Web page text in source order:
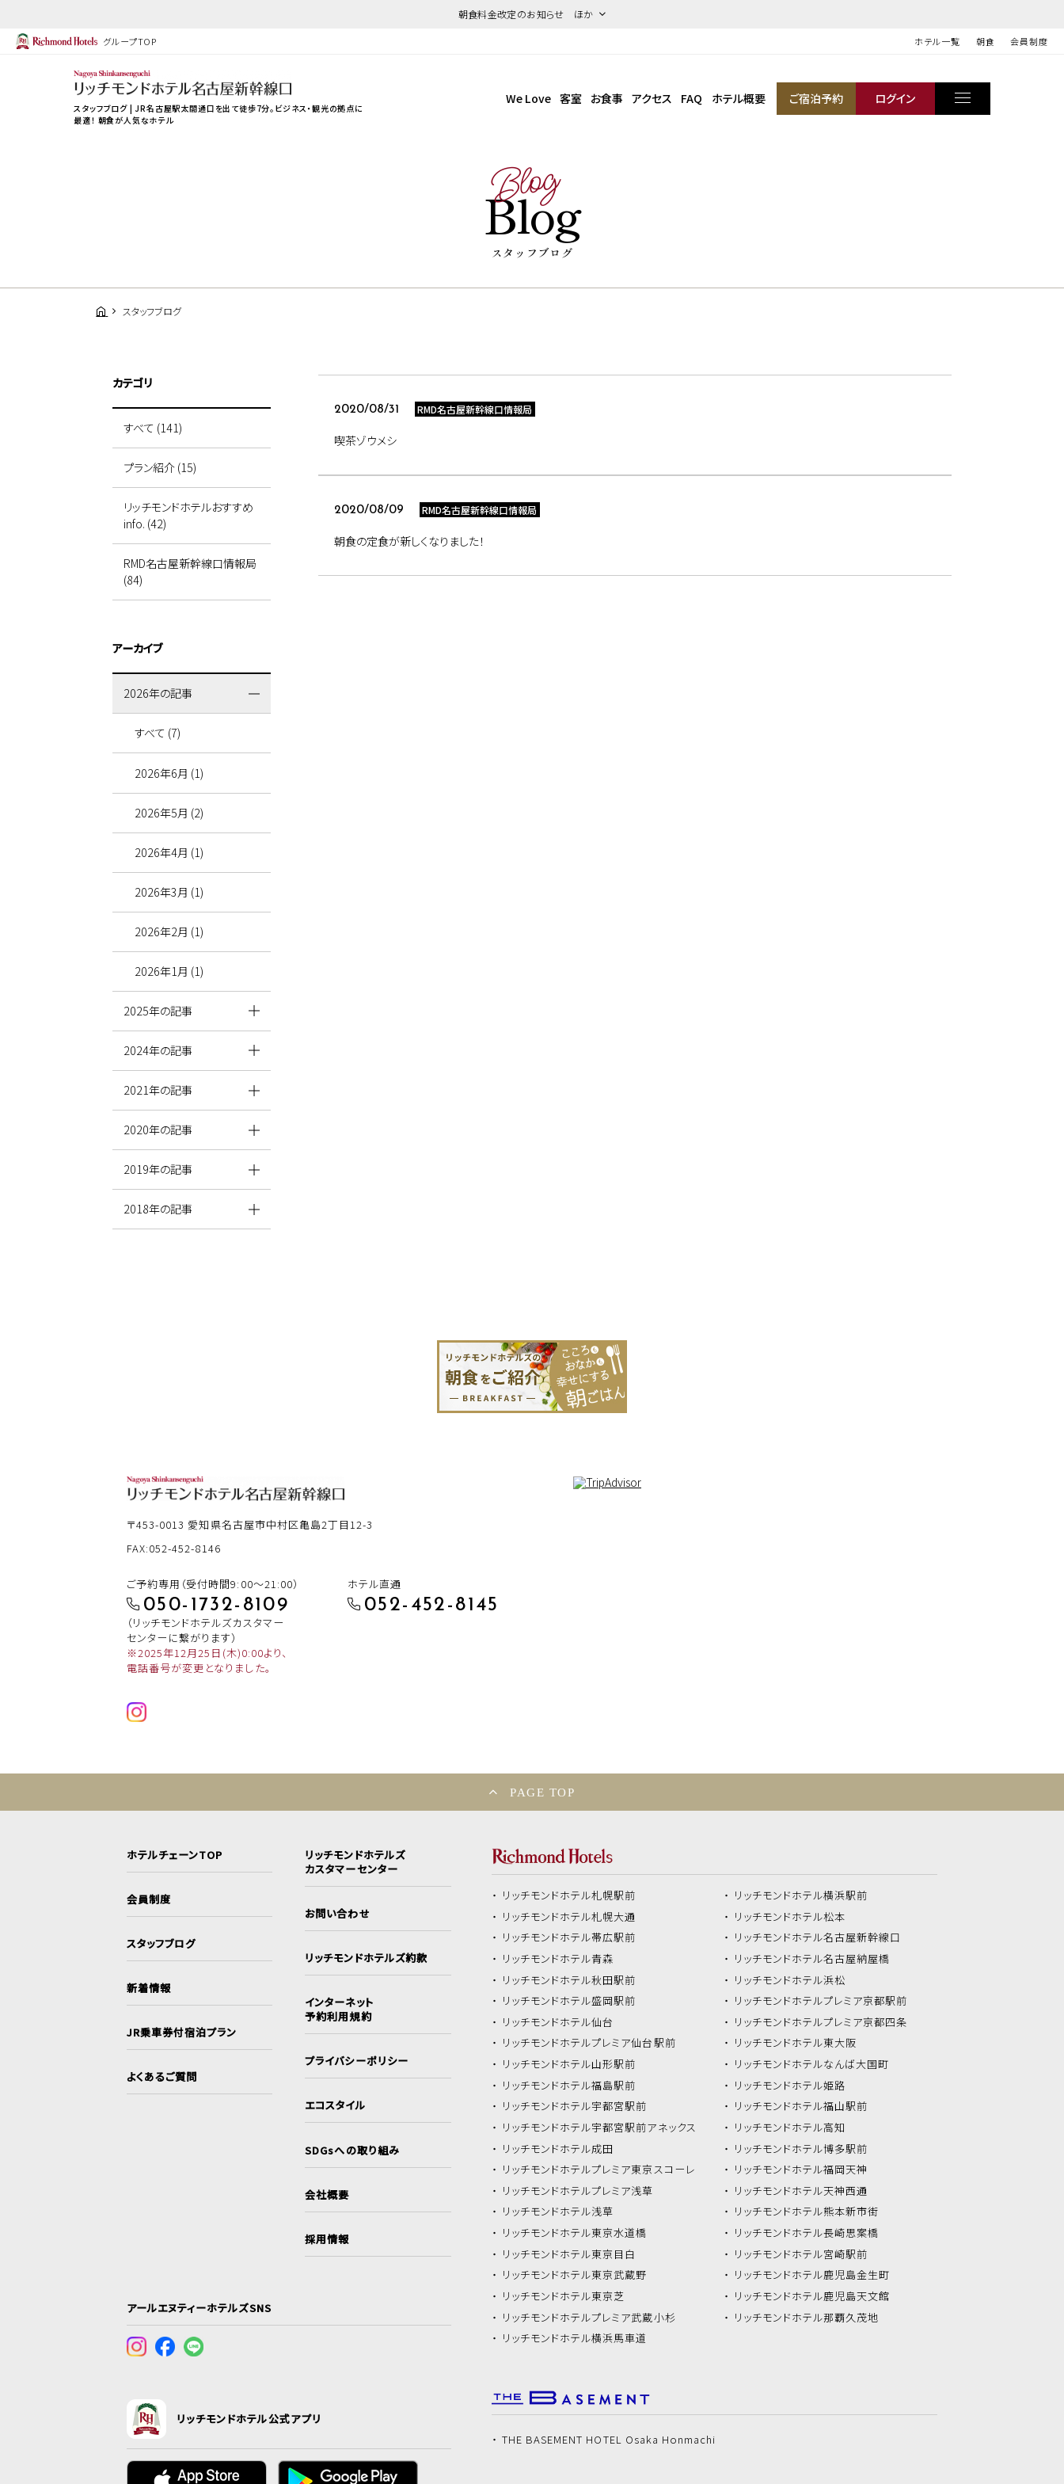
朝食料金改定のお知らせ ほか
グループTOP ホテル一覧 朝食 会員制度
スタッフブログ | JR名古屋駅太閤通口を出て徒歩7分。ビジネス・観光の拠点に
最適！ 朝食が人気なホテル
We Love 客室 お食事 アクセス FAQ ホテル概要 ご宿泊予約 ログイン
Blog
Blog
スタッフブログ
スタッフブログ
2020/08/31 RMD名古屋新幹線口情報局
喫茶ゾウメシ
2020/08/09 RMD名古屋新幹線口情報局
朝食の定食が新しくなりました！
カテゴリ
すべて (141)
プラン紹介 (15)
リッチモンドホテルおすすめ
info. (42)
RMD名古屋新幹線口情報局
(84)
アーカイブ
2026年の記事
すべて (7)
2026年6月 (1)
2026年5月 (2)
2026年4月 (1)
2026年3月 (1)
2026年2月 (1)
2026年1月 (1)
2025年の記事
2024年の記事
2021年の記事
2020年の記事
2019年の記事
2018年の記事
〒453-0013 愛知県名古屋市中村区亀島2丁目12-3
FAX:052-452-8146
ご予約専用（受付時間9:00～21:00）
050-1732-8109
（リッチモンドホテルズカスタマー
センターに繋がります）
※2025年12月25日(木)0:00より、
電話番号が変更となりました。
ホテル直通
052-452-8145
PAGE TOP
ホテルチェーンTOP
会員制度
スタッフブログ
新着情報
JR乗車券付宿泊プラン
よくあるご質問
リッチモンドホテルズ
カスタマーセンター
お問い合わせ
リッチモンドホテルズ約款
インターネット
予約利用規約
プライバシーポリシー
エコスタイル
SDGsへの取り組み
会社概要
採用情報
アールエヌティーホテルズSNS
リッチモンドホテル公式アプリ
リッチモンドホテル札幌駅前
リッチモンドホテル札幌大通
リッチモンドホテル帯広駅前
リッチモンドホテル青森
リッチモンドホテル秋田駅前
リッチモンドホテル盛岡駅前
リッチモンドホテル仙台
リッチモンドホテルプレミア仙台駅前
リッチモンドホテル山形駅前
リッチモンドホテル福島駅前
リッチモンドホテル宇都宮駅前
リッチモンドホテル宇都宮駅前アネックス
リッチモンドホテル成田
リッチモンドホテルプレミア東京スコーレ
リッチモンドホテルプレミア浅草
リッチモンドホテル浅草
リッチモンドホテル東京水道橋
リッチモンドホテル東京目白
リッチモンドホテル東京武蔵野
リッチモンドホテル東京芝
リッチモンドホテルプレミア武蔵小杉
リッチモンドホテル横浜馬車道
リッチモンドホテル横浜駅前
リッチモンドホテル松本
リッチモンドホテル名古屋新幹線口
リッチモンドホテル名古屋納屋橋
リッチモンドホテル浜松
リッチモンドホテルプレミア京都駅前
リッチモンドホテルプレミア京都四条
リッチモンドホテル東大阪
リッチモンドホテルなんば大国町
リッチモンドホテル姫路
リッチモンドホテル福山駅前
リッチモンドホテル高知
リッチモンドホテル博多駅前
リッチモンドホテル福岡天神
リッチモンドホテル天神西通
リッチモンドホテル熊本新市街
リッチモンドホテル長崎思案橋
リッチモンドホテル宮崎駅前
リッチモンドホテル鹿児島金生町
リッチモンドホテル鹿児島天文館
リッチモンドホテル那覇久茂地
THE BASEMENT HOTEL Osaka Honmachi